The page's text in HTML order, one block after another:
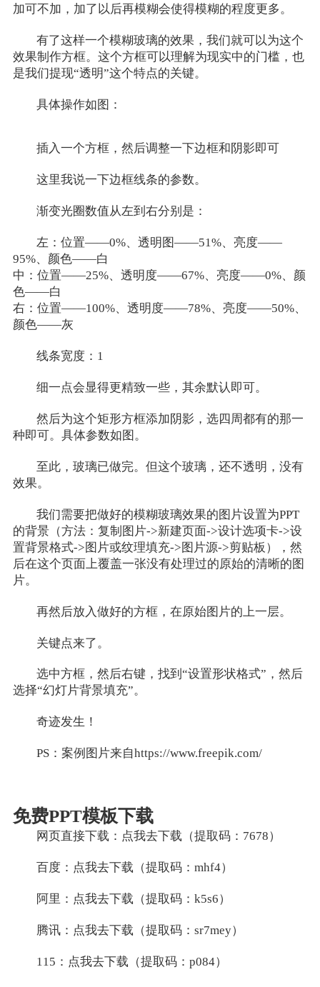
加可不加，加了以后再模糊会使得模糊的程度更多。
有了这样一个模糊玻璃的效果，我们就可以为这个
效果制作方框。这个方框可以理解为现实中的门槛，也
是我们提现“透明”这个特点的关键。
具体操作如图：
插入一个方框，然后调整一下边框和阴影即可
这里我说一下边框线条的参数。
渐变光圈数值从左到右分别是：
左：位置——0%、透明图——51%、亮度——
95%、颜色——白
中：位置——25%、透明度——67%、亮度——0%、颜
色——白
右：位置——100%、透明度——78%、亮度——50%、
颜色——灰
线条宽度：1
细一点会显得更精致一些，其余默认即可。
然后为这个矩形方框添加阴影，选四周都有的那一
种即可。具体参数如图。
至此，玻璃已做完。但这个玻璃，还不透明，没有
效果。
我们需要把做好的模糊玻璃效果的图片设置为PPT
的背景（方法：复制图片->新建页面->设计选项卡->设
置背景格式->图片或纹理填充->图片源->剪贴板），然
后在这个页面上覆盖一张没有处理过的原始的清晰的图
片。
再然后放入做好的方框，在原始图片的上一层。
关键点来了。
选中方框，然后右键，找到“设置形状格式”，然后
选择“幻灯片背景填充”。
奇迹发生！
PS：案例图片来自https://www.freepik.com/
免费PPT模板下载
网页直接下载：点我去下载（提取码：7678）
百度：点我去下载（提取码：mhf4）
阿里：点我去下载（提取码：k5s6）
腾讯：点我去下载（提取码：sr7mey）
115：点我去下载（提取码：p084）